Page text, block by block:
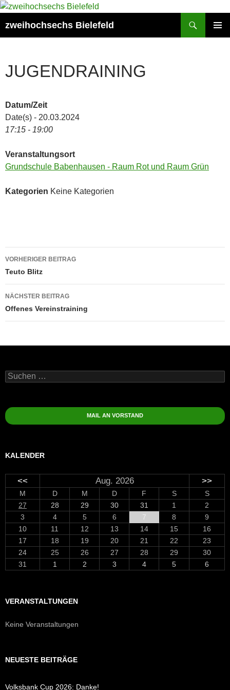
Zum
springen
zweihochsechs Bielefeld
JUGENDRAINING
Datum/Zeit
Date(s) - 20.03.2024
17:15 - 19:00
Veranstaltungsort
Grundschule Babenhausen - Raum Rot und Raum Grün
Kategorien Keine Kategorien
Beitragsnavigation
VORHERIGER BEITRAG
Teuto Blitz
NÄCHSTER BEITRAG
Offenes Vereinstraining
Suchen
nach:
MAIL AN VORSTAND
KALENDER
<< Aug. 2026 >>
M D M D F S
S
27
28 29 30 31 1
2
3
4 5 6 7 8
9
10
11 12 13 14 15
16
17
18 19 20 21 22
23
24
25 26 27 28 29
30
31
1 2 3 4 5 6
VERANSTALTUNGEN
Keine Veranstaltungen
NEUESTE BEITRÄGE
Volksbank Cup 2026: Danke!